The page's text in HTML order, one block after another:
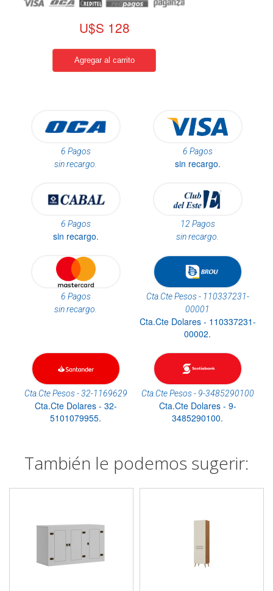
U$S 128
6 Pagos
sin recargo.
6 Pagos
sin recargo.
6 Pagos
sin recargo.
12 Pagos
sin recargo.
6 Pagos
sin recargo.
Cta.Cte Pesos - 110337231-
00001
Cta.Cte Dolares - 110337231-
00002.
Cta.Cte Pesos - 32-1169629
Cta.Cte Dolares - 32-
5101079955.
Cta.Cte Pesos - 9-3485290100
Cta.Cte Dolares - 9-
3485290100.
También le podemos sugerir: